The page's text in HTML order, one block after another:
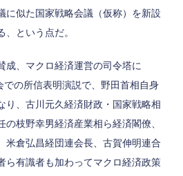
に似た国家戦略会議（仮称）を新設
という点だ。
成、マクロ経済運営の司令塔に
の所信表明演説で、野田首相自身
り、古川元久経済財政・国家戦略相
枝野幸男経済産業相ら経済閣僚、
米倉弘昌経団連会長、古賀伸明連合
ら有識者も加わってマクロ経済政策